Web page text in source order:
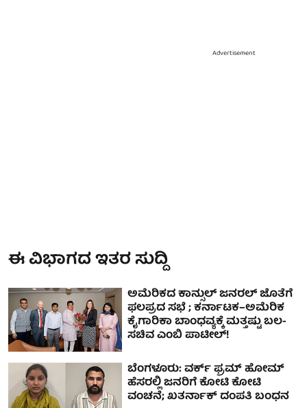
Advertisement
ಈ ವಿಭಾಗದ ಇತರ ಸುದ್ದಿ
ಅಮೆರಿಕದ ಕಾನ್ಸುಲ್ ಜನರಲ್ ಜೊತೆಗೆ
ಫಲಪ್ರದ ಸಭೆ ; ಕರ್ನಾಟಕ–ಅಮೆರಿಕ
ಕೈಗಾರಿಕಾ ಬಾಂಧವ್ಯಕ್ಕೆ ಮತ್ತಷ್ಟು ಬಲ-
ಸಚಿವ ಎಂಬಿ ಪಾಟೀಲ್!
ಬೆಂಗಳೂರು: ವರ್ಕ್ ಫ್ರಮ್ ಹೋಮ್
ಹೆಸರಲ್ಲಿ ಜನರಿಗೆ ಕೋಟಿ ಕೋಟಿ
ವಂಚನೆ; ಖತರ್ನಾಕ್ ದಂಪತಿ ಬಂಧನ